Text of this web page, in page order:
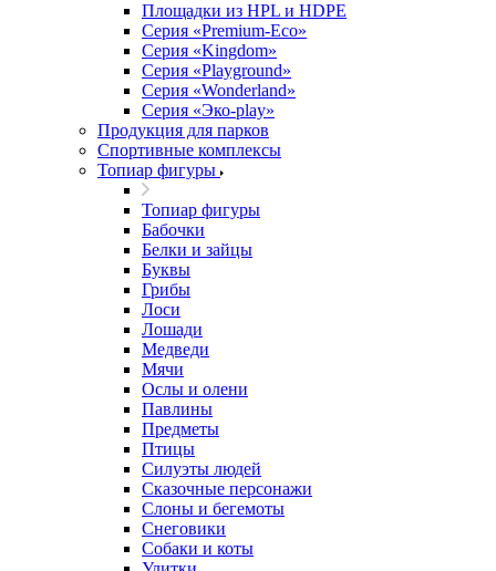
Площадки из HPL и HDPE
Серия «Premium-Eco»
Серия «Kingdom»
Серия «Playground»
Серия «Wonderland»
Серия «Эко-play»
Продукция для парков
Спортивные комплексы
Топиар фигуры
Топиар фигуры
Бабочки
Белки и зайцы
Буквы
Грибы
Лоси
Лошади
Медведи
Мячи
Ослы и олени
Павлины
Предметы
Птицы
Силуэты людей
Сказочные персонажи
Слоны и бегемоты
Снеговики
Собаки и коты